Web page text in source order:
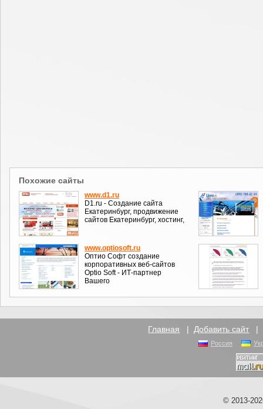
Похожие сайты
www.d1.ru
D1.ru - Создание сайта
Екатеринбург, продвижение
сайтов Екатеринбург, хостинг,
www.optiosoft.ru
Оптио Софт создание
корпоративных веб-сайтов
Optio Soft - ИТ-партнер
Вашего
Главная | Добавить сайт |
Россия
© 2013-